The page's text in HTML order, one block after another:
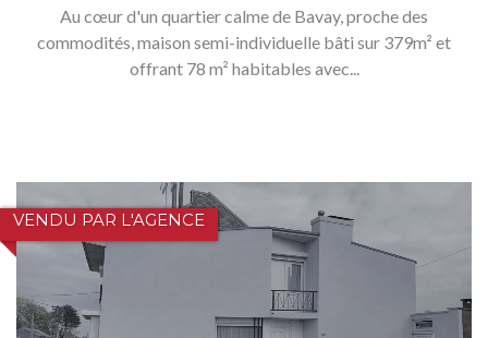
Au cœur d'un quartier calme de Bavay, proche des
commodités, maison semi-individuelle bâti sur 379m² et
offrant 78 m² habitables avec...
VENDU PAR L'AGENCE